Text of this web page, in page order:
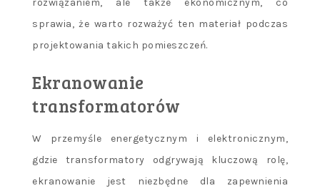
rozwiązaniem, ale także ekonomicznym, co
sprawia, że warto rozważyć ten materiał podczas
projektowania takich pomieszczeń.
Ekranowanie
transformatorów
W przemyśle energetycznym i elektronicznym,
gdzie transformatory odgrywają kluczową rolę,
ekranowanie jest niezbędne dla zapewnienia